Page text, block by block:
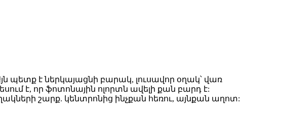
պետք է ներկայացնի բարակ, լուսավոր օղակ՝ վառ
է, որ ֆոտոնային ոլորտն ավելի քան բարդ է:
շարք. կենտրոնից ինչքան հեռու, այնքան աղոտ: